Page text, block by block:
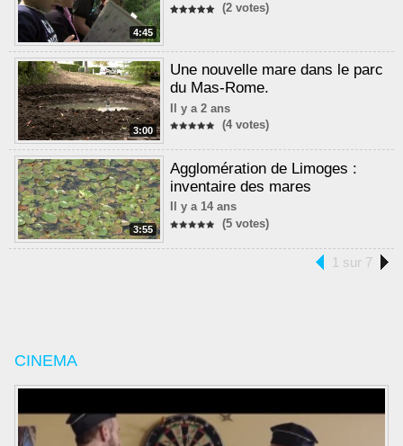
4:45
(2 votes)
3:00
Une nouvelle mare dans le parc
du Mas-Rome.
Il y a 2 ans
(4 votes)
3:55
Agglomération de Limoges :
inventaire des mares
Il y a 14 ans
(5 votes)
1 sur 7
CINEMA